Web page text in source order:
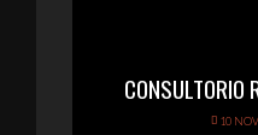
CONSULTORIO
10